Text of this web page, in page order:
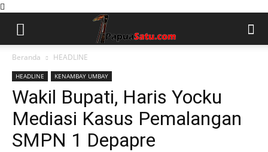
Beranda HEADLINE
HEADLINE KENAMBAY UMBAY
Wakil Bupati, Haris Yocku
Mediasi Kasus Pemalangan
SMPN 1 Depapre